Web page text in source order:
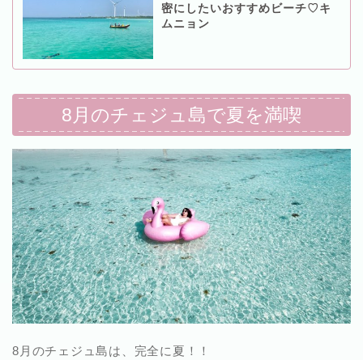
密にしたいおすすめビーチ♡キ
ムニョン
8月のチェジュ島で夏を満喫
8月のチェジュ島は、完全に夏！！